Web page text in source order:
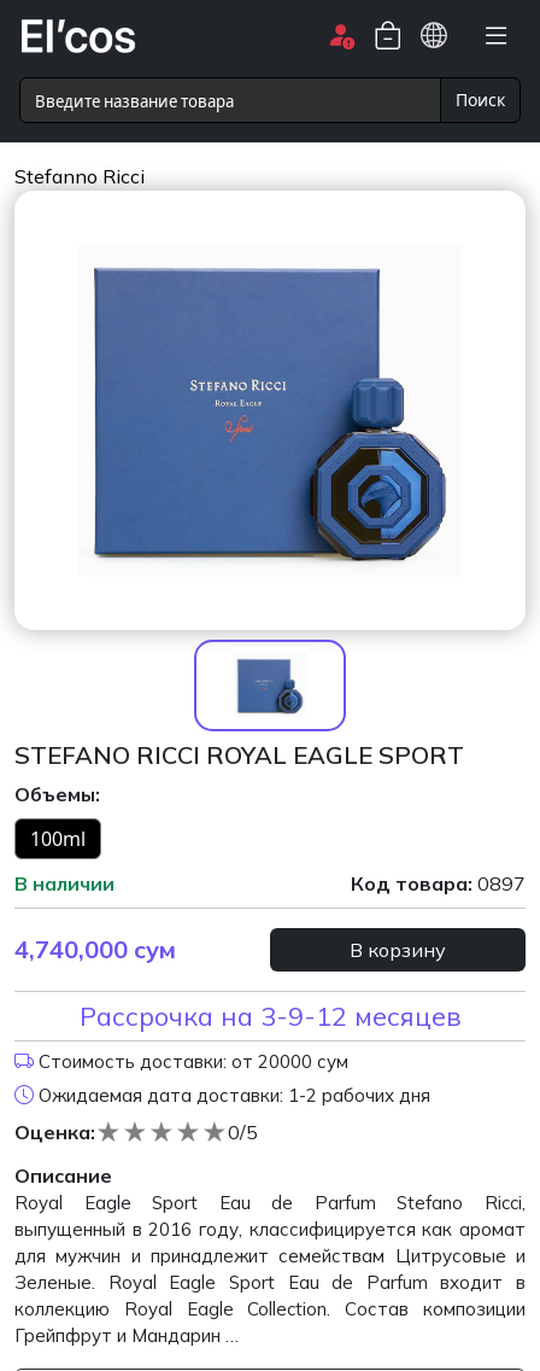
Поиск
Stefanno Ricci
STEFANO RICCI ROYAL EAGLE SPORT
Объемы:
100ml
В наличии Код товара: 0897
4,740,000 сум В корзину
Рассрочка на 3-9-12 месяцев
Стоимость доставки: от 20000 сум
Ожидаемая дата доставки: 1-2 рабочих дня
Оценка: ★
★
★
★
★
0/5
Описание
Royal Eagle Sport Eau de Parfum Stefano Ricci,
выпущенный в 2016 году, классифицируется как аромат
для мужчин и принадлежит семействам Цитрусовые и
Зеленые. Royal Eagle Sport Eau de Parfum входит в
коллекцию Royal Eagle Collection. Состав композиции
Грейпфрут и Мандарин …